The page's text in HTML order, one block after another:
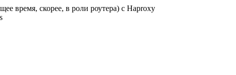
время, скорее, в роли роутера) с Haproxy